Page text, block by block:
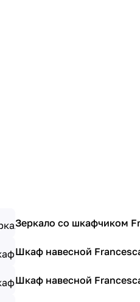
Зеркало со шкафчиком
Шкаф навесной
Шкаф навесной